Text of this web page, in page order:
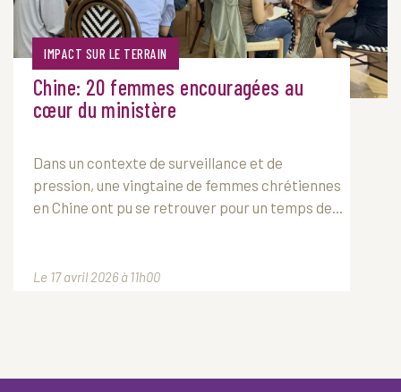
IMPACT SUR LE TERRAIN
Chine: 20 femmes encouragées au
cœur du ministère
Dans un contexte de surveillance et de
pression, une vingtaine de femmes chrétiennes
en Chine ont pu se retrouver pour un temps de...
Le 17 avril 2026 à 11h00